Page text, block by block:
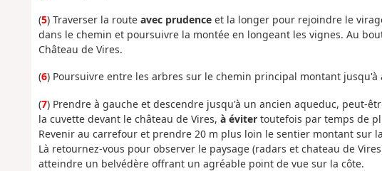
(5) Traverser la route avec prudenceet la longer pour rejoindre le
dans le chemin et poursuivre la montée en longeant les vignes. Au
Château de Vires.
(6) Poursuivre entre les arbres sur le chemin principal montant jusqu'à
(7) Prendre à gauche et descendre jusqu'à un ancien aqueduc, peut-
la cuvette devant le château de Vires, à évitertoutefois par temps de
Revenir au carrefour et prendre 20 m plus loin le sentier montant sur
Là retournez-vous pour observer le paysage (radars et chateau de
atteindre un belvédère offrant un agréable point de vue sur la côte.